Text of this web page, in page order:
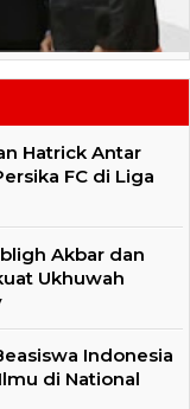
Hatrick Antar
FC di Liga
Akbar dan
Ukhuwah
Indonesia
di National